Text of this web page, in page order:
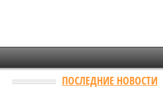
ПОСЛЕДНИЕ НОВОСТИ